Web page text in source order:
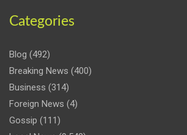
Categories
Blog (492)
Breaking News (400)
Business (314)
Foreign News (4)
Gossip (111)